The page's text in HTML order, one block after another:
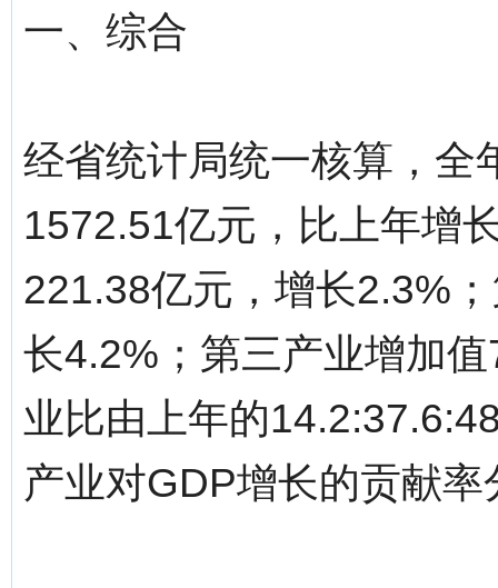
一、综合
经省统计局统一核算，全
1572.51亿元，比上年增
221.38亿元，增长2.3%
长4.2%；第三产业增加
业比由上年的
产业对GDP增长的贡献